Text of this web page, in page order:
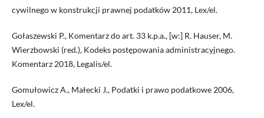
cywilnego w konstrukcji prawnej podatków 2011, Lex/el.
Gołaszewski P., Komentarz do art. 33 k.p.a., [w:] R. Hauser, M.
Wierzbowski (red.), Kodeks postępowania administracyjnego.
Komentarz 2018, Legalis/el.
Gomułowicz A., Małecki J., Podatki i prawo podatkowe 2006,
Lex/el.